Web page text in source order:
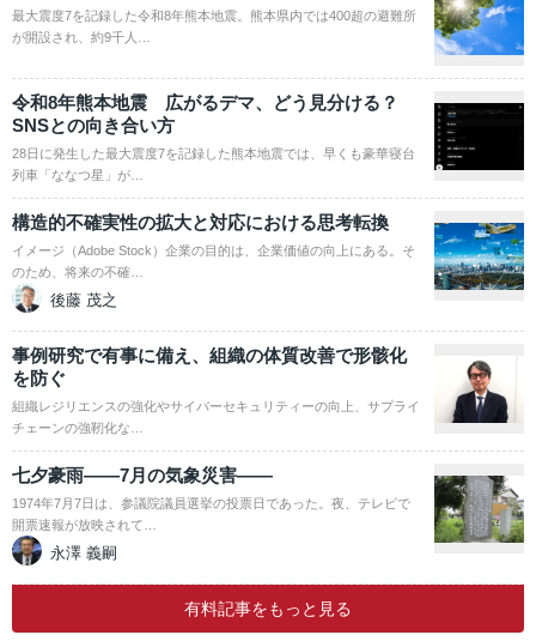
最大震度7を記録した令和8年熊本地震。熊本県内では400超の避難所
が開設され、約9千人…
令和8年熊本地震 広がるデマ、どう見分ける？
SNSとの向き合い方
28日に発生した最大震度7を記録した熊本地震では、早くも豪華寝台
列車「ななつ星」が…
構造的不確実性の拡大と対応における思考転換
イメージ（Adobe Stock）企業の目的は、企業価値の向上にある。そ
のため、将来の不確…
後藤 茂之
事例研究で有事に備え、組織の体質改善で形骸化
を防ぐ
組織レジリエンスの強化やサイバーセキュリティーの向上、サプライ
チェーンの強靭化な…
七夕豪雨――7月の気象災害――
1974年7月7日は、参議院議員選挙の投票日であった。夜、テレビで
開票速報が放映されて…
永澤 義嗣
有料記事をもっと見る